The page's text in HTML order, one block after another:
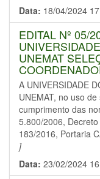
Data: 18/04/2024
EDITAL Nº 05/
UNEMAT
A UNIVERSIDADE
UNEMAT, no uso
cumprimento das
5.800/2006,
183/2016, Portaria
]
Data: 23/02/2024